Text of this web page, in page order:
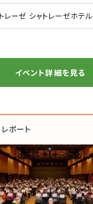
レーゼ シャトレーゼホテ
イベント詳細を見る
ポート